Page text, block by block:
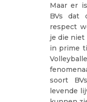
Maar er
BVs dat
respect
je die niet
in prime
soort
levende